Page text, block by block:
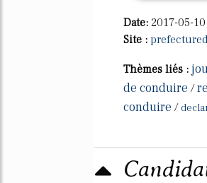
Date: 2017-05-
Site :
Thèmes liés :
de conduire /
conduire /